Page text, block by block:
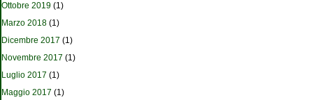
Ottobre 2019 (1)
Marzo 2018 (1)
Dicembre 2017 (1)
Novembre 2017 (1)
Luglio 2017 (1)
Maggio 2017 (1)